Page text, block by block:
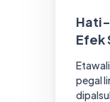
Hati-
Efek
pegal